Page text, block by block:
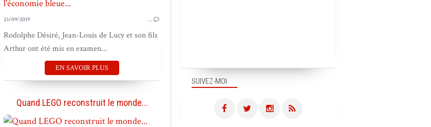
23/09/2019 …
Rodolphe Désiré, Jean-Louis de Lucy et son fils
Arthur ont été mis en examen...
EN SAVOIR PLUS
Quand LEGO reconstruit le monde...
SUIVEZ-MOI